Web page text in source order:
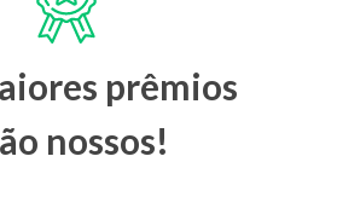
prêmios
nossos!